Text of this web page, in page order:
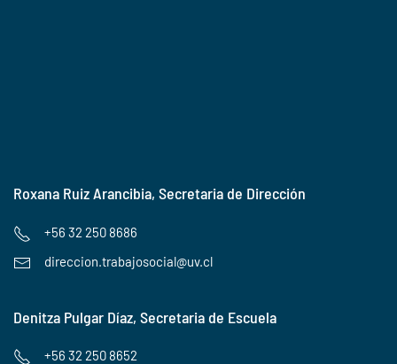
Roxana Ruiz Arancibia, Secretaria de Dirección
+56 32 250 8686
direccion.trabajosocial@uv.cl
Denitza Pulgar Díaz, Secretaria de Escuela
+56 32 250 8652